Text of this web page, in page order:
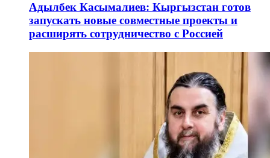
Адылбек Касымалиев: Кыргызстан готов
запускать новые совместные проекты и
расширять сотрудничество с Россией